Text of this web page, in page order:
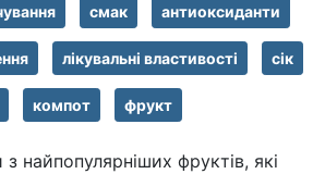
смак антиоксиданти
лікувальні властивості сік
компот фрукт
найпопулярніших фруктів, які